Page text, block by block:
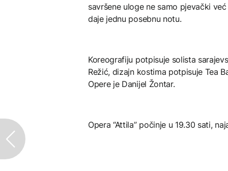
savršene uloge ne samo pjevački
daje jednu posebnu notu.
Koreografiju potpisuje solista
Režić, dizajn kostima potpisuje Tea
Opere je Danijel Žontar.
Opera “Attila” počinje u 19.30 sati,